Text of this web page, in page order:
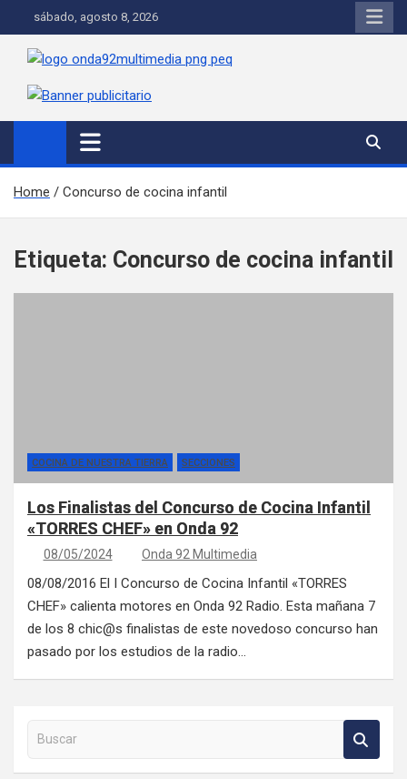
Saltar al contenido
sábado, agosto 8, 2026
Onda 92 Multimedia
Más cerca de ti
Home Concurso de cocina infantil
Etiqueta: Concurso de cocina infantil
COCINA DE NUESTRA TIERRA SECCIONES
Los Finalistas del Concurso de Cocina Infantil
«TORRES CHEF» en Onda 92
08/05/2024 Onda 92 Multimedia
08/08/2016 El I Concurso de Cocina Infantil «TORRES
CHEF» calienta motores en Onda 92 Radio. Esta mañana 7
de los 8 chic@s finalistas de este novedoso concurso han
pasado por los estudios de la radio…
Buscar en la web